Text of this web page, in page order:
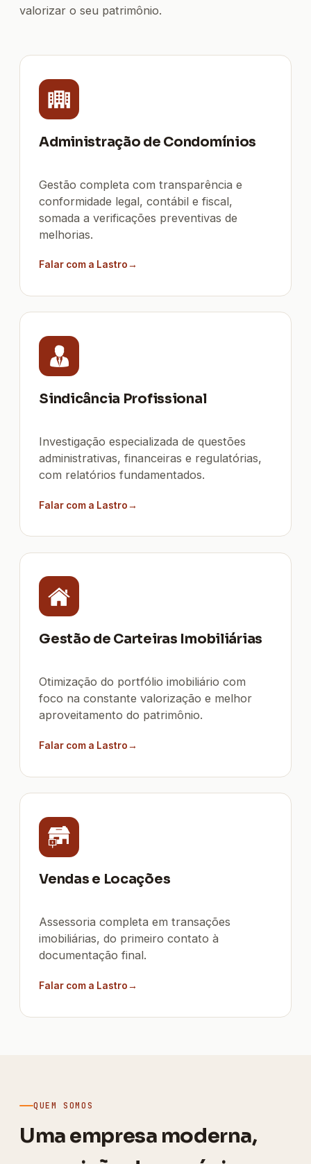
valorizar o seu patrimônio.
Administração de Condomínios
Gestão completa com transparência e
conformidade legal, contábil e fiscal,
somada a verificações preventivas de
melhorias.
Falar com a Lastro
Sindicância Profissional
Investigação especializada de questões
administrativas, financeiras e regulatórias,
com relatórios fundamentados.
Falar com a Lastro
Gestão de Carteiras Imobiliárias
Otimização do portfólio imobiliário com
foco na constante valorização e melhor
aproveitamento do patrimônio.
Falar com a Lastro
Vendas e Locações
Assessoria completa em transações
imobiliárias, do primeiro contato à
documentação final.
Falar com a Lastro
QUEM SOMOS
Uma empresa moderna,